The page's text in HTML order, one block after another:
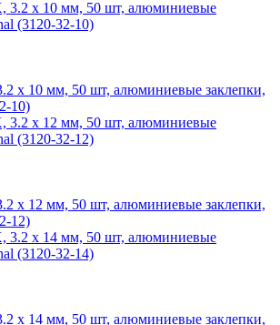
х 10 мм, 50 шт, алюминиевые заклепки,
10)
х 12 мм, 50 шт, алюминиевые заклепки,
12)
х 14 мм, 50 шт, алюминиевые заклепки,